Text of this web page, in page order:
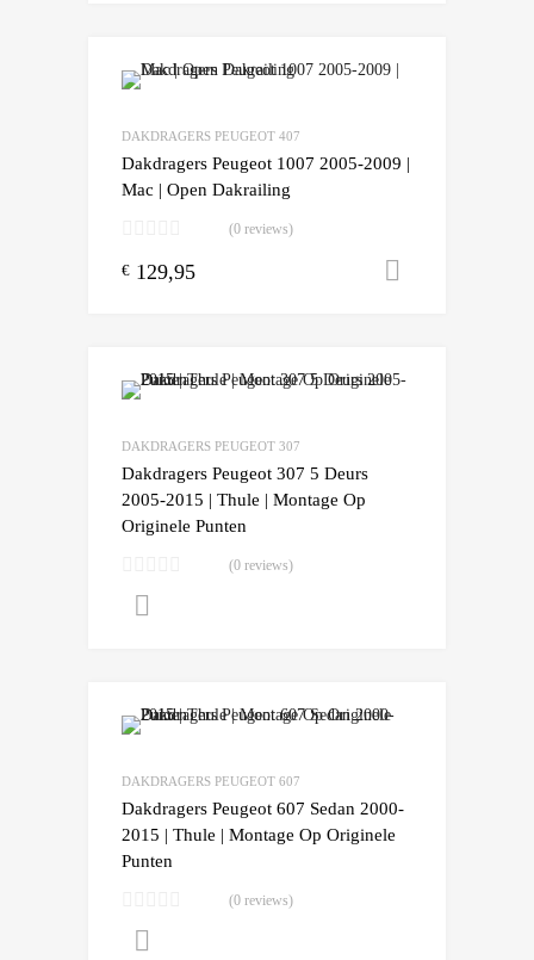
DAKDRAGERS PEUGEOT 407
Dakdragers Peugeot 1007 2005-2009 |
Mac | Open Dakrailing
(0 reviews)
€ 129,95
DAKDRAGERS PEUGEOT 307
Dakdragers Peugeot 307 5 Deurs
2005-2015 | Thule | Montage Op
Originele Punten
(0 reviews)
DAKDRAGERS PEUGEOT 607
Dakdragers Peugeot 607 Sedan 2000-
2015 | Thule | Montage Op Originele
Punten
(0 reviews)